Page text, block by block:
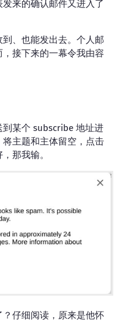
来的确认邮件又进入了
、也能发出去。个人邮
接下来的一幕令我由容
到某个 subscribe 地址进
主题和主体留空，点击
那我输。
仔细阅读，原来是他怀